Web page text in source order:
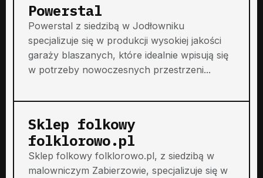
Powerstal
Powerstal z siedzibą w Jodłowniku
specjalizuje się w produkcji wysokiej jakości
garaży blaszanych, które idealnie wpisują się
w potrzeby nowoczesnych przestrzeni...
Sklep folkowy
folklorowo.pl
Sklep folkowy folklorowo.pl, z siedzibą w
malowniczym Zabierzowie, specjalizuje się w